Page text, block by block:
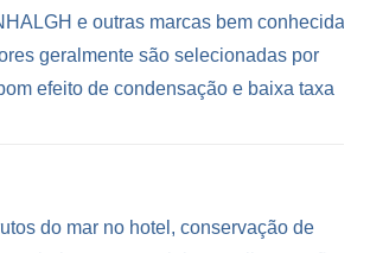
e outras marcas bem conhecidas
geralmente são selecionadas por
efeito de condensação e baixa taxa
do mar no hotel, conservação de